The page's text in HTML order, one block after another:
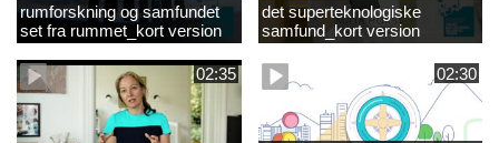
rumforskning og samfundet
set fra rummet_kort version
det superteknologiske
samfund_kort version
02:35 02:30